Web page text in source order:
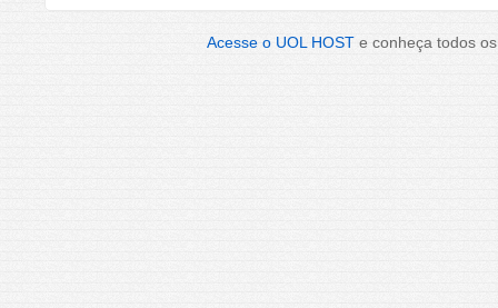
Acesse o UOL HOST e conheça todos